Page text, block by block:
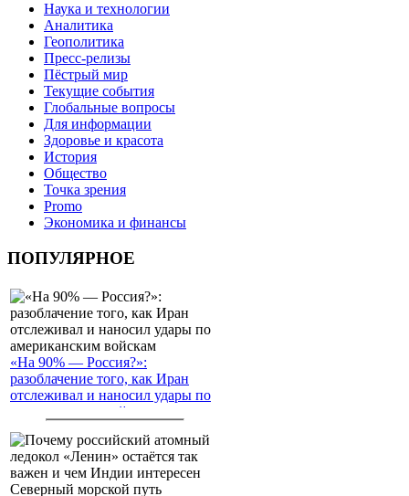
Наука и технологии
Аналитика
Геополитика
Пресс-релизы
Пёстрый мир
Текущие события
Глобальные вопросы
Для информации
Здоровье и красота
История
Общество
Точка зрения
Promo
Экономика и финансы
ПОПУЛЯРНОЕ
«На 90% — Россия?»:
разоблачение того, как Иран
отслеживал и наносил удары по
американским войскам